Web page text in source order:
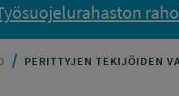
PERITTYJEN TEKIJÖIDEN